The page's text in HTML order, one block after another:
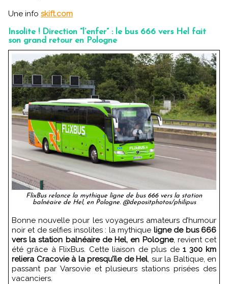
Une info skift.com
Insolite ! Direction “l’enfer” : le bus 666 vers Hel fait
son grand retour en Pologne
FlixBus relance la mythique ligne de bus 666 vers la station
balnéaire de Hel, en Pologne. @depositphotos/philipus
Bonne nouvelle pour les voyageurs amateurs d’humour
noir et de selfies insolites : la mythique ligne de bus 666
vers la station balnéaire de Hel, en Pologne, revient cet
été grâce à FlixBus. Cette liaison de plus de1 300 km
reliera Cracovie à la presqu’île de Hel, sur la Baltique, en
passant par Varsovie et plusieurs stations prisées des
vacanciers.